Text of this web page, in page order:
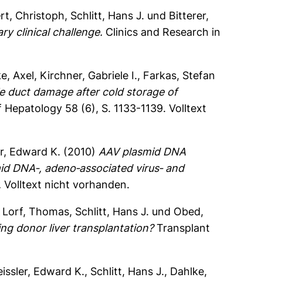
Christoph, Schlitt, Hans J. und Bitterer,
clinical challenge. Clinics and Research in
Axel, Kirchner, Gabriele I., Farkas, Stefan
duct damage after cold storage of
Hepatology 58 (6), S. 1133-1139.Volltext
Edward K. (2010) AAV plasmid DNA
adeno‐associated virus‐ and
Volltext nicht vorhanden.
Lorf, Thomas, Schlitt, Hans J. und Obed,
donor liver transplantation?Transplant
Edward K., Schlitt, Hans J., Dahlke,